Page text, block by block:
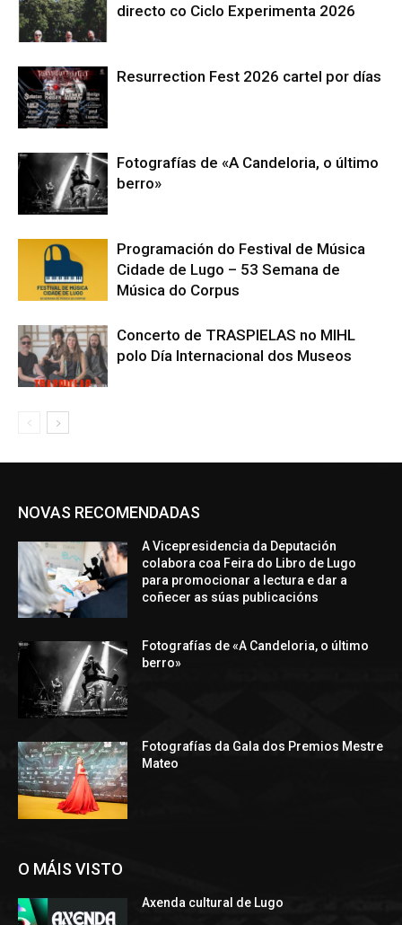
directo co Ciclo Experimenta 2026
Resurrection Fest 2026 cartel por días
Fotografías de «A Candeloria, o último
berro»
Programación do Festival de Música
Cidade de Lugo – 53 Semana de
Música do Corpus
Concerto de TRASPIELAS no MIHL
polo Día Internacional dos Museos
NOVAS RECOMENDADAS
A Vicepresidencia da Deputación
colabora coa Feira do Libro de Lugo
para promocionar a lectura e dar a
coñecer as súas publicacións
Fotografías de «A Candeloria, o último
berro»
Fotografías da Gala dos Premios Mestre
Mateo
O MÁIS VISTO
Axenda cultural de Lugo